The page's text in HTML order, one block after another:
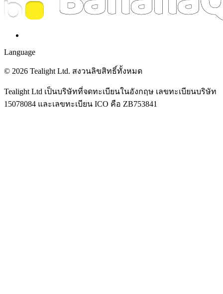
Language
© 2026 Tealight Ltd. สงวนลิขสิทธิ์ทั้งหมด
Tealight Ltd เป็นบริษัทที่จดทะเบียนในอังกฤษ เลขทะเบียนบริษัท
15078084 และเลขทะเบียน ICO คือ ZB753841